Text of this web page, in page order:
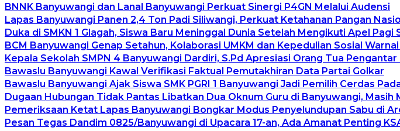
BNNK Banyuwangi dan Lanal Banyuwangi Perkuat Sinergi P4GN Melalui Audensi
Lapas Banyuwangi Panen 2,4 Ton Padi Siliwangi, Perkuat Ketahanan Pangan
Duka di SMKN 1 Glagah, Siswa Baru Meninggal Dunia Setelah Mengikuti Apel Pagi
BCM Banyuwangi Genap Setahun, Kolaborasi UMKM dan Kepedulian Sosial
Kepala Sekolah SMPN 4 Banyuwangi Dardiri, S.Pd Apresiasi Orang Tua
Bawaslu Banyuwangi Kawal Verifikasi Faktual Pemutakhiran Data Partai Golkar
Bawaslu Banyuwangi Ajak Siswa SMK PGRI 1 Banyuwangi Jadi Pemilih Cerdas
Dugaan Hubungan Tidak Pantas Libatkan Dua Oknum Guru di Banyuwangi, Masih
Pemeriksaan Ketat Lapas Banyuwangi Bongkar Modus Penyelundupan Sabu di
Pesan Tegas Dandim 0825/Banyuwangi di Upacara 17-an, Ada Amanat Penting